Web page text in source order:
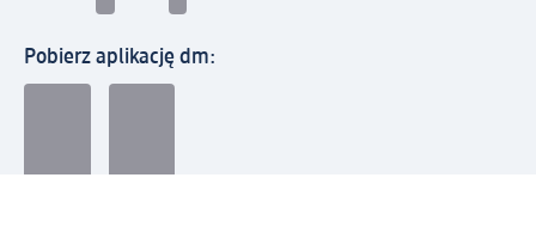
Pobierz aplikację dm: